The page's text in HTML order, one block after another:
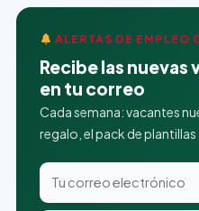
ALERTAS DE EMPLEO
Recibe las nuevas
en tu correo
Cada semana: vacantes
regalo, el pack de plantillas